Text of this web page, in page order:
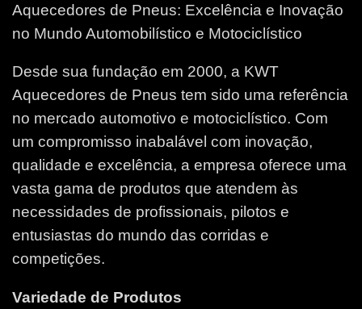
Aquecedores de Pneus: Excelência e Inovação
no Mundo Automobilístico e Motociclístico
Desde sua fundação em 2000, a KWT
Aquecedores de Pneus tem sido uma referência
no mercado automotivo e motociclístico. Com
um compromisso inabalável com inovação,
qualidade e excelência, a empresa oferece uma
vasta gama de produtos que atendem às
necessidades de profissionais, pilotos e
entusiastas do mundo das corridas e
competições.
Variedade de Produtos